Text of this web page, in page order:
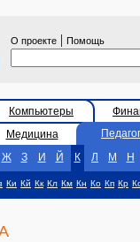
О проекте | Помощь
Компьютеры
Медицина
Ж З И Й К Л М Н
Ки Кй Кк Кл Км Кн Ко Кп Кр